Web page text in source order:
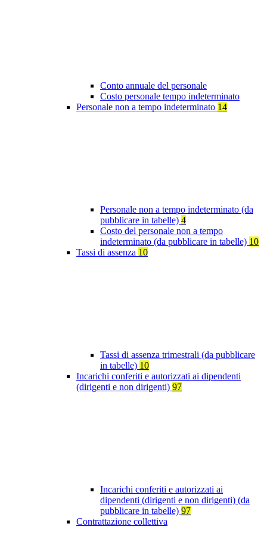
Conto annuale del personale
Costo personale tempo indeterminato
Personale non a tempo indeterminato 14
Personale non a tempo indeterminato (da
pubblicare in tabelle) 4
Costo del personale non a tempo
indeterminato (da pubblicare in tabelle) 10
Tassi di assenza 10
Tassi di assenza trimestrali (da pubblicare
in tabelle) 10
Incarichi conferiti e autorizzati ai dipendenti
(dirigenti e non dirigenti) 97
Incarichi conferiti e autorizzati ai
dipendenti (dirigenti e non dirigenti) (da
pubblicare in tabelle) 97
Contrattazione collettiva